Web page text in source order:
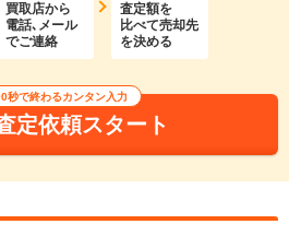
買取店から
電話､メール
でご連絡
査定額を
比べて売却先
を決める
秒で終わるカンタン入力
定依頼スタート